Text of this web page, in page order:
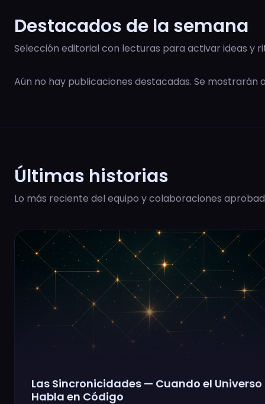
Destacados de la semana
Selección editorial con lecturas para activar ideas y
Aún no hay publicaciones destacadas. Se
Últimas historias
Lo más reciente del equipo y colaboraciones
Las Sincronicidades — Cuando el Universo
Habla en Código